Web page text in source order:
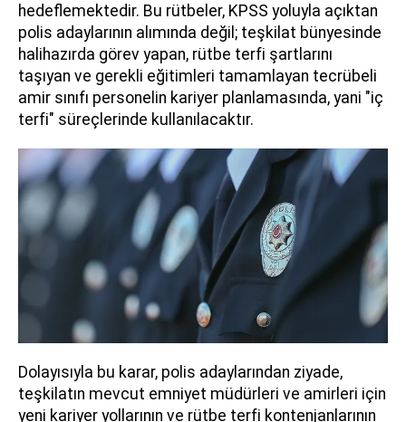
hedeflemektedir. Bu rütbeler, KPSS yoluyla açıktan
polis adaylarının alımında değil; teşkilat bünyesinde
halihazırda görev yapan, rütbe terfi şartlarını
taşıyan ve gerekli eğitimleri tamamlayan tecrübeli
amir sınıfı personelin kariyer planlamasında, yani "iç
terfi" süreçlerinde kullanılacaktır.
Dolayısıyla bu karar, polis adaylarından ziyade,
teşkilatın mevcut emniyet müdürleri ve amirleri için
yeni kariyer yollarının ve rütbe terfi kontenjanlarının